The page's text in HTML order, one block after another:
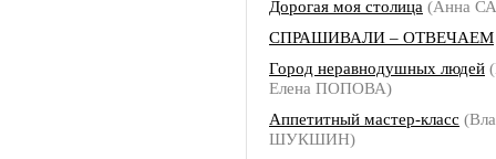
Дорогая моя столица (Анна
СПРАШИВАЛИ – ОТВЕЧАЕМ
Город неравнодушных людей
Елена ПОПОВА)
Аппетитный мастер-класс
ШУКШИН)